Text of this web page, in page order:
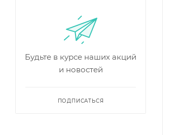
Будьте в курсе наших акций
и новостей
ПОДПИСАТЬСЯ